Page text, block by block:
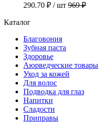
290.70 ₽ / шт 969 ₽
Каталог
Благовония
Зубная паста
Здоровье
Аюрведческие товары
Уход за кожей
Для волос
Подводка для глаз
Напитки
Сладости
Приправы